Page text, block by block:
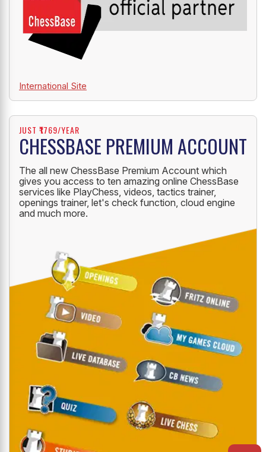
International Site
JUST ₹1769/YEAR
CHESSBASE PREMIUM ACCOUNT
The all new ChessBase Premium Account which
gives you access to ten amazing online ChessBase
services like PlayChess, videos, tactics trainer,
openings trainer, let's check function, cloud engine
and much more.